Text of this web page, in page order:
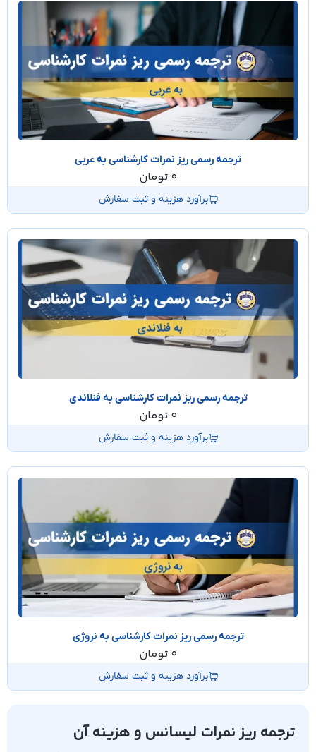
ترجمه رسمی ریز نمرات کارشناسی به عربی
0 تومان
برآورد هزینه و ثبت سفارش
ترجمه رسمی ریز نمرات کارشناسی به فنلاندی
0 تومان
برآورد هزینه و ثبت سفارش
ترجمه رسمی ریز نمرات کارشناسی به نروژی
0 تومان
برآورد هزینه و ثبت سفارش
ترجمه ریز نمرات لیسانس و هزینه آن